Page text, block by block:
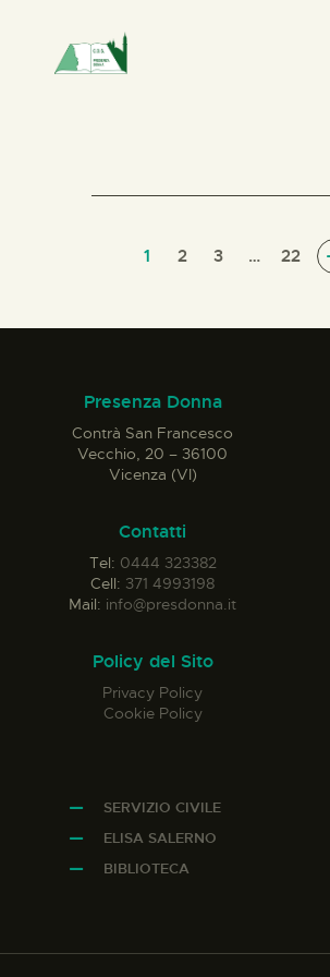
PERCORSI
ELISA SALERNO
1 2 3 … 22
>
Presenza Donna
Contrà San Francesco
Vecchio, 20 – 36100
Vicenza (VI)
Contatti
Tel: 0444 323382
Cell: 371 4993198
Mail: info@presdonna.it
Policy del Sito
Privacy Policy
Cookie Policy
SERVIZIO CIVILE
ELISA SALERNO
BIBLIOTECA